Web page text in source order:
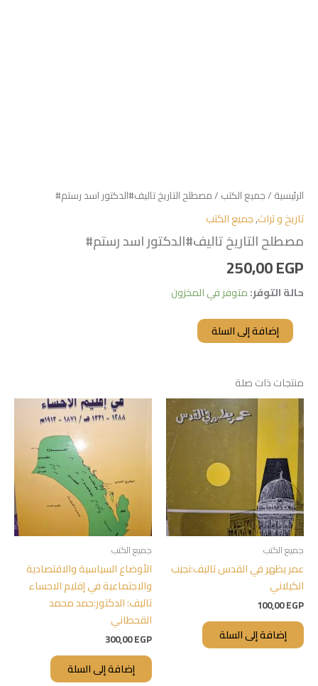
الرئيسية /جميع الكتب / مصطلح التاريخ تاليف#الدكتور اسد رستم#
تاريخ و تراث,جميع الكتب
مصطلح التاريخ تاليف#الدكتور اسد رستم#
250,00EGP
حالة التوفر:متوفر في المخزون
إضافة إلى السلة
منتجات ذات صلة
جميع الكتب
عمر يظهر في القدس تاليف:نجيب
الكيلاني
100,00EGP
إضافة إلى السلة
جميع الكتب
الأوضاع السياسية والاقتصادية
والاجتماعية في إقليم الاحساء
تاليف: الدكتور:حمد محمد
القحطاني
300,00EGP
إضافة إلى السلة